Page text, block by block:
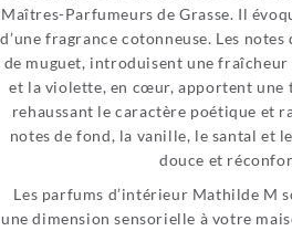
Maîtres-Parfumeurs de Grasse. Il
d’une fragrance cotonneuse. Les
de muguet, introduisent une
et la violette, en cœur, apportent une
rehaussant le caractère poétique et
notes de fond, la vanille, le santal et
douce et
Les parfums d’intérieur Mathilde M
une dimension sensorielle à votre